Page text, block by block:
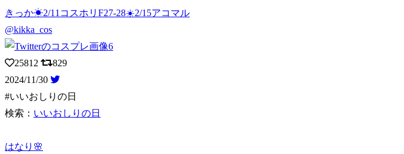
きっか☀2/11コスホリF27-28☀️2/15アコマル
@kikka_cos
25812
829
2024/11/30
#いいおしりの日
検索： いいおしりの日
はなり🌸